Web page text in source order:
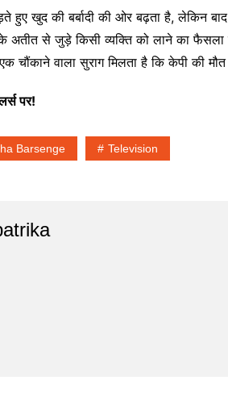
हुए खुद की बर्बादी की ओर बढ़ता है, लेकिन
के अतीत से जुड़े किसी व्यक्ति को लाने का
वाला सुराग मिलता है कि केपी की मौत
पर!
Barsenge Television